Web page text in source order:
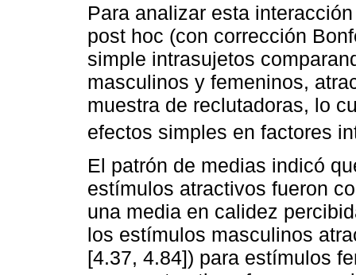
Para analizar esta
post hoc (con corrección
simple intrasujetos
masculinos y femeninos,
muestra de reclutadoras, lo
efectos simples en factores
El patrón de medias indicó
estímulos atractivos fueron
una media en calidez
los estímulos masculinos
[4.37, 4.84]) para estímulos